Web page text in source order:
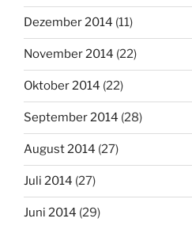
Dezember 2014 (11)
November 2014 (22)
Oktober 2014 (22)
September 2014 (28)
August 2014 (27)
Juli 2014 (27)
Juni 2014 (29)